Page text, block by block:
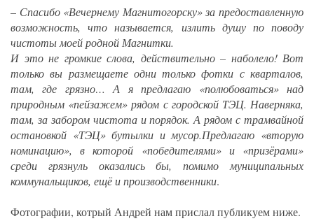
– Спасибо «Вечернему Магнитогорску» за предоставленную
возможность, что называется, излить душу по поводу
чистоты моей родной Магнитки.
И это не громкие слова, действительно – наболело! Вот
только вы размещаете одни только фотки с кварталов,
там, где грязно… А я предлагаю «полюбоваться» над
природным «пейзажем» рядом с городской ТЭЦ. Наверняка,
там, за забором чистота и порядок. А рядом с трамвайной
остановкой «ТЭЦ» бутылки и мусор.Предлагаю «вторую
номинацию», в которой «победителями» и «призёрами»
среди грязнуль оказались бы, помимо муниципальных
коммунальщиков, ещё и производственники.
Фотографии, котрый Андрей нам прислал публикуем ниже.